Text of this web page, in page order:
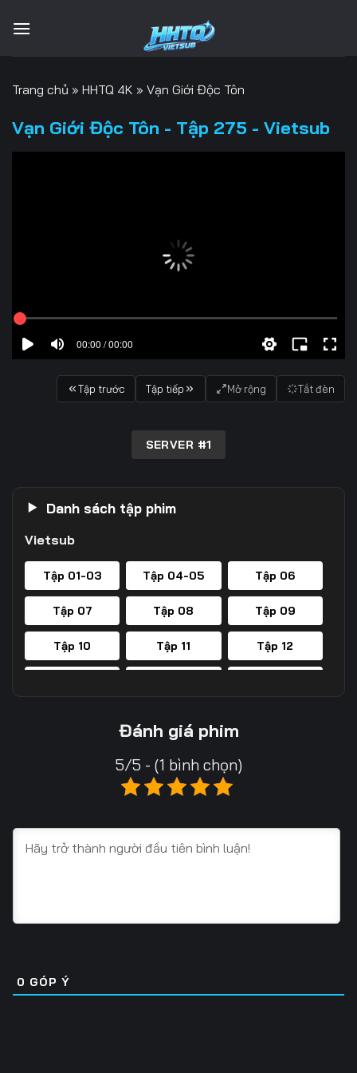
qua
Trang chủ » HHTQ 4K » Vạn Giới Độc Tôn
Vạn Giới Độc Tôn - Tập 275 - Vietsub
00:00 / 00:00
Tập trước Tập tiếp Mở rộng Tắt đèn
SERVER #1
Danh sách tập phim
Vietsub
Tập 01-03 Tập 04-05 Tập 06
Tập 07 Tập 08 Tập 09
Tập 10 Tập 11 Tập 12
Tập 23
Tập 28 Tập 29
Tập 34 Tập 35 Tập 36
Tập 40 Tập 41 Tập 42
Đánh giá phim
5/5 - (1 bình chọn)
0 GÓP Ý